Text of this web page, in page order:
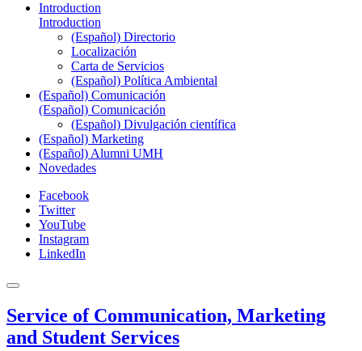
Introduction
Introduction
(Español) Directorio
Localización
Carta de Servicios
(Español) Política Ambiental
(Español) Comunicación
(Español) Comunicación
(Español) Divulgación científica
(Español) Marketing
(Español) Alumni UMH
Novedades
Facebook
Twitter
YouTube
Instagram
LinkedIn
Service of Communication, Marketing
and Student Services